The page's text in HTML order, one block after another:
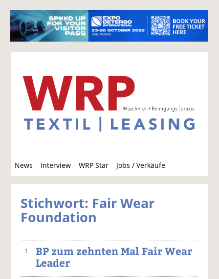
News Interview WRP Star Jobs / Verkäufe
u
c
Stichwort: Fair Wear
Foundation
1
BP zum zehnten Mal Fair Wear
Leader